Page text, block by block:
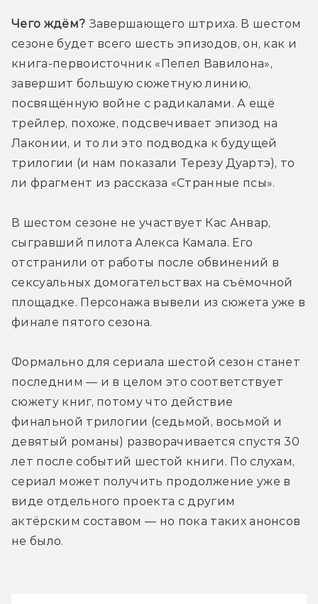
Чего ждём? Завершающего штриха. В шестом
сезоне будет всего шесть эпизодов, он, как и
книга-первоисточник «Пепел Вавилона»,
завершит большую сюжетную линию,
посвящённую войне с радикалами. А ещё
трейлер, похоже, подсвечивает эпизод на
Лаконии, и то ли это подводка к будущей
трилогии (и нам показали Терезу Дуартэ), то
ли фрагмент из рассказа «Странные псы».
В шестом сезоне не участвует Кас Анвар,
сыгравший пилота Алекса Камала. Его
отстранили от работы после обвинений в
сексуальных домогательствах на съёмочной
площадке. Персонажа вывели из сюжета уже в
финале пятого сезона.
Формально для сериала шестой сезон станет
последним — и в целом это соответствует
сюжету книг, потому что действие
финальной трилогии (седьмой, восьмой и
девятый романы) разворачивается спустя 30
лет после событий шестой книги. По слухам,
сериал может получить продолжение уже в
виде отдельного проекта с другим
актёрским составом — но пока таких анонсов
не было.